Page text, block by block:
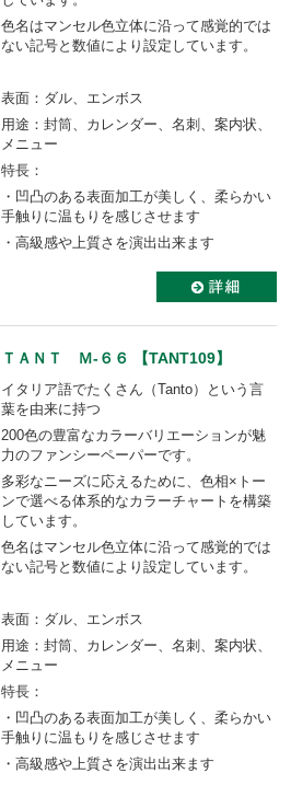
色名はマンセル色立体に沿って感覚的では
ない記号と数値により設定しています。
表面：ダル、エンボス
用途：封筒、カレンダー、名刺、案内状、
メニュー
特長：
・凹凸のある表面加工が美しく、柔らかい
手触りに温もりを感じさせます
・高級感や上質さを演出出来ます
ＴＡＮＴ Ｍ-６６ 【TANT109】
イタリア語でたくさん（Tanto）という言
葉を由来に持つ
200色の豊富なカラーバリエーションが魅
力のファンシーペーパーです。
多彩なニーズに応えるために、色相×トー
ンで選べる体系的なカラーチャートを構築
しています。
色名はマンセル色立体に沿って感覚的では
ない記号と数値により設定しています。
表面：ダル、エンボス
用途：封筒、カレンダー、名刺、案内状、
メニュー
特長：
・凹凸のある表面加工が美しく、柔らかい
手触りに温もりを感じさせます
・高級感や上質さを演出出来ます